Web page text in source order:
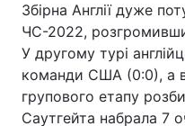
Збірна Англії дуже
ЧС-2022,
У другому турі
команди США (0:0), а
групового етапу
Саутгейта набрала 7